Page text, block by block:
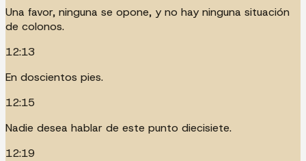
Una favor, ninguna se opone, y no hay ninguna situación
de colonos.
12:13
En doscientos pies.
12:15
Nadie desea hablar de este punto diecisiete.
12:19